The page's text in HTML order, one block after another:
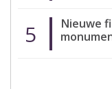
5
Nieuwe